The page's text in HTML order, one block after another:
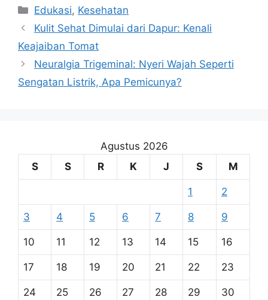
Kategori
Edukasi, Kesehatan
Kulit Sehat Dimulai dari Dapur: Kenali
Keajaiban Tomat
Neuralgia Trigeminal: Nyeri Wajah Seperti
Sengatan Listrik, Apa Pemicunya?
Agustus 2026
S
S R K J S M
1 2
3 4 5 6 7 8 9
10 11 12 13 14 15 16
17 18 19 20 21 22 23
24 25 26 27 28 29 30